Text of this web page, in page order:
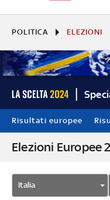
POLITICA ELEZIONI
Risultati europee
Elezioni Europee
Italia